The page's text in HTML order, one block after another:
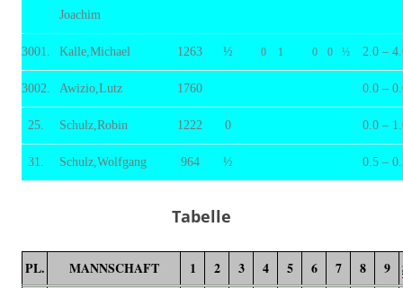
Joachim
3001. Kalle,Michael 1263 ½ 0 1 0 0 ½ 2.0 –
3002. Awizio,Lutz 1760 0.0 –
25. Schulz,Robin 1222 0 0.0 –
31. Schulz,Wolfgang 964 ½ 0.5 –
Tabelle
PL. MANNSCHAFT 1 2 3 4 5 6 7 8 9